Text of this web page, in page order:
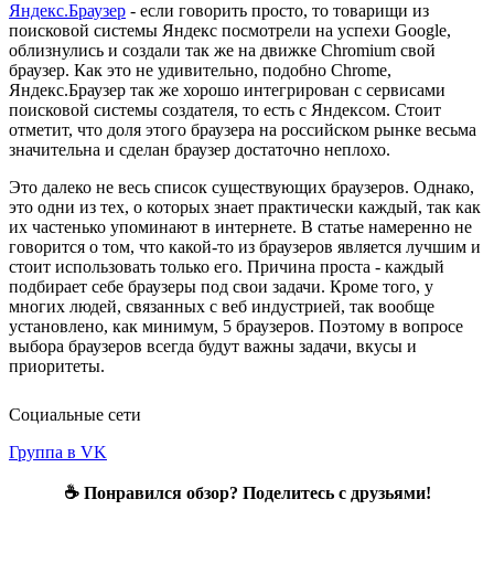
Яндекс.Браузер - если говорить просто, то товарищи из
поисковой системы Яндекс посмотрели на успехи Google,
облизнулись и создали так же на движке Chromium свой
браузер. Как это не удивительно, подобно Chrome,
Яндекс.Браузер так же хорошо интегрирован с сервисами
поисковой системы создателя, то есть с Яндексом. Стоит
отметит, что доля этого браузера на российском рынке весьма
значительна и сделан браузер достаточно неплохо.
Это далеко не весь список существующих браузеров. Однако,
это одни из тех, о которых знает практически каждый, так как
их частенько упоминают в интернете. В статье намеренно не
говорится о том, что какой-то из браузеров является лучшим и
стоит использовать только его. Причина проста - каждый
подбирает себе браузеры под свои задачи. Кроме того, у
многих людей, связанных с веб индустрией, так вообще
установлено, как минимум, 5 браузеров. Поэтому в вопросе
выбора браузеров всегда будут важны задачи, вкусы и
приоритеты.
Социальные сети
Группа в VK
☕ Понравился обзор? Поделитесь с друзьями!